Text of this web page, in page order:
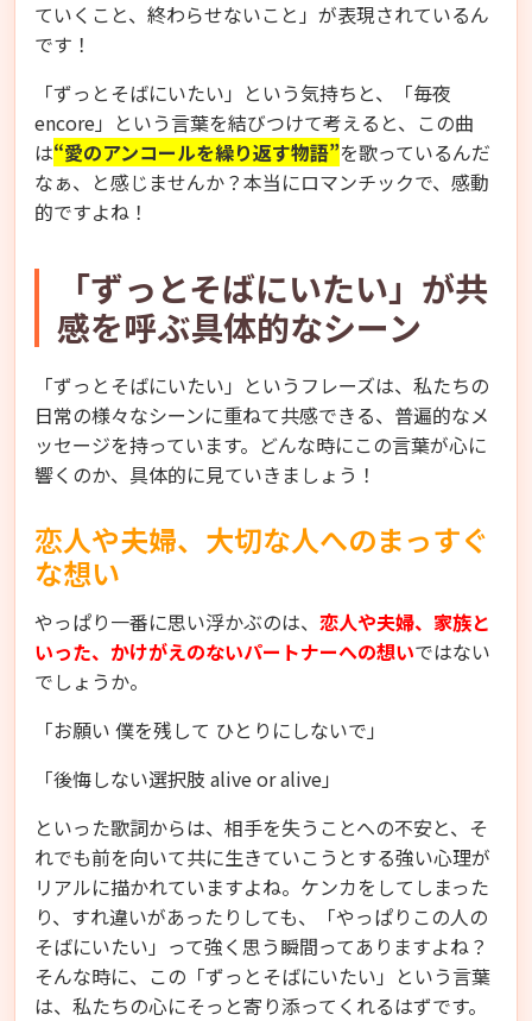
ていくこと、終わらせないこと」が表現されているん
です！
「ずっとそばにいたい」という気持ちと、「毎夜
encore」という言葉を結びつけて考えると、この曲
は“愛のアンコールを繰り返す物語”を歌っているんだ
なぁ、と感じませんか？本当にロマンチックで、感動
的ですよね！
「ずっとそばにいたい」が共
感を呼ぶ具体的なシーン
「ずっとそばにいたい」というフレーズは、私たちの
日常の様々なシーンに重ねて共感できる、普遍的なメ
ッセージを持っています。どんな時にこの言葉が心に
響くのか、具体的に見ていきましょう！
恋人や夫婦、大切な人へのまっすぐ
な想い
やっぱり一番に思い浮かぶのは、 恋人や夫婦、家族と
いった、かけがえのないパートナーへの想いではない
でしょうか。
「お願い 僕を残して ひとりにしないで」
「後悔しない選択肢 alive or alive」
といった歌詞からは、相手を失うことへの不安と、そ
れでも前を向いて共に生きていこうとする強い心理が
リアルに描かれていますよね。ケンカをしてしまった
り、すれ違いがあったりしても、「やっぱりこの人の
そばにいたい」って強く思う瞬間ってありますよね？
そんな時に、この「ずっとそばにいたい」という言葉
は、私たちの心にそっと寄り添ってくれるはずです。